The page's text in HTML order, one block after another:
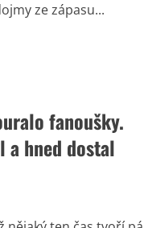
ze zápasu...
fanoušky.
a hned dostal